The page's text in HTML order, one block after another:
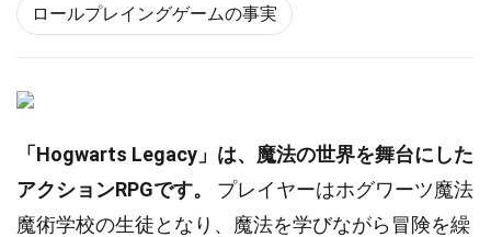
ロールプレイングゲームの事実
「Hogwarts Legacy」は、魔法の世界を舞台にした
アクションRPGです。
プレイヤーはホグワーツ魔法
魔術学校の生徒となり、魔法を学びながら冒険を繰